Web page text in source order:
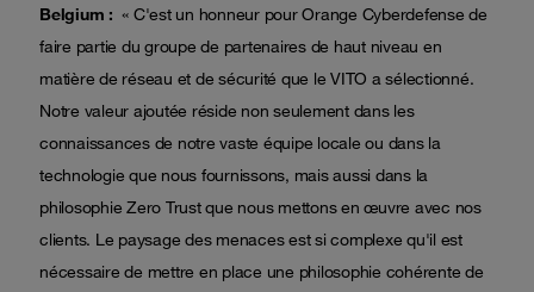
Belgium : « C'est un honneur pour Orange Cyberdefense de
faire partie du groupe de partenaires de haut niveau en
matière de réseau et de sécurité que le VITO a sélectionné.
Notre valeur ajoutée réside non seulement dans les
connaissances de notre vaste équipe locale ou dans la
technologie que nous fournissons, mais aussi dans la
philosophie Zero Trust que nous mettons en œuvre avec nos
clients. Le paysage des menaces est si complexe qu'il est
nécessaire de mettre en place une philosophie cohérente de